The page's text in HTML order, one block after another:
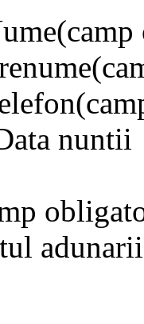
nuntii
adunarii